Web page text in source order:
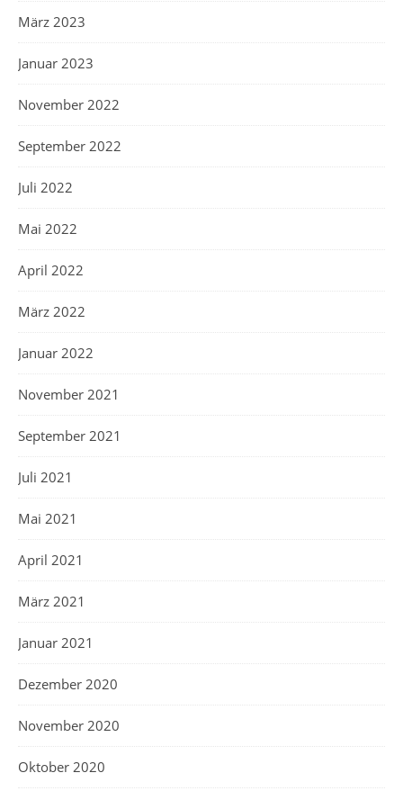
März 2023
Januar 2023
November 2022
September 2022
Juli 2022
Mai 2022
April 2022
März 2022
Januar 2022
November 2021
September 2021
Juli 2021
Mai 2021
April 2021
März 2021
Januar 2021
Dezember 2020
November 2020
Oktober 2020